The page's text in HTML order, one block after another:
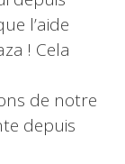
l’aide
! Cela
de notre
depuis